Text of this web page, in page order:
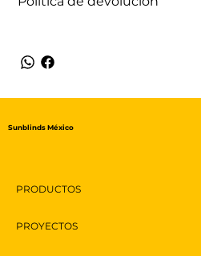
PRODUCTOS
PROYECTOS
Sunblinds México